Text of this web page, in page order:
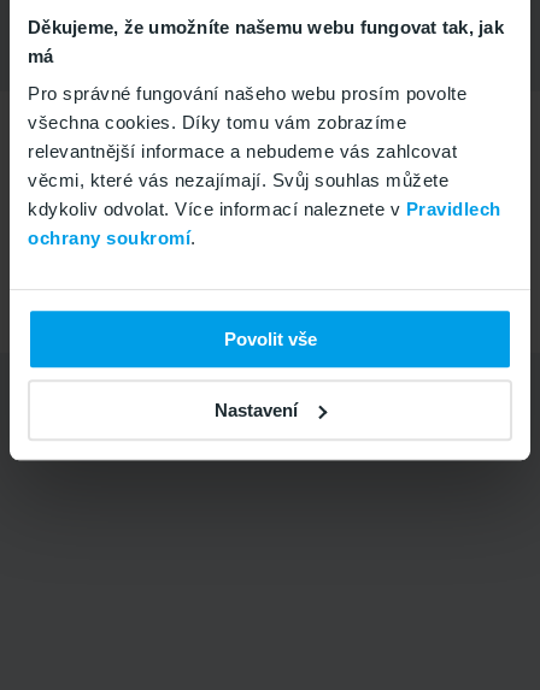
Děkujeme, že umožníte našemu webu fungovat tak, jak
má
Pro správné fungování našeho webu prosím povolte
všechna cookies. Díky tomu vám zobrazíme
relevantnější informace a nebudeme vás zahlcovat
věcmi, které vás nezajímají. Svůj souhlas můžete
kdykoliv odvolat. Více informací naleznete v Pravidlech
ochrany soukromí.
Povolit vše
Nastavení
Zapomněli jste heslo?
Aktuální stav
Vše v pořádku
Zákaznické centrum
+420 799 505 505
Po-Pá 8-16